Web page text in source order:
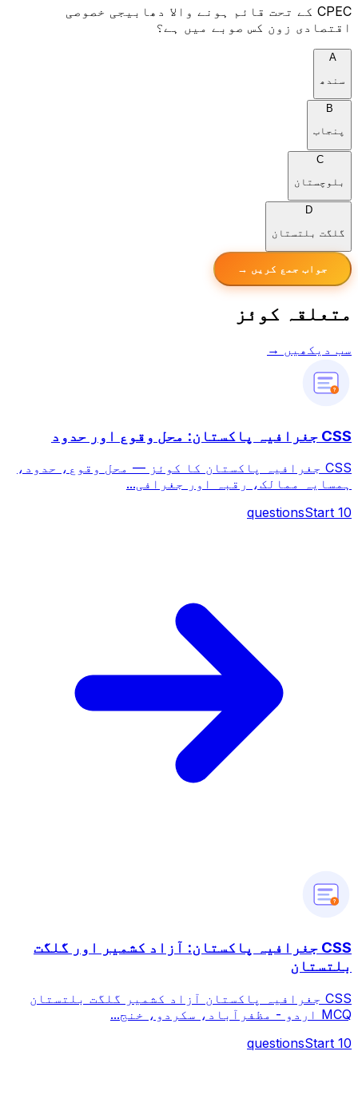
CPEC کے تحت قائم ہونے والا دھابیجی خصوصی
اقتصادی زون کس صوبے میں ہے؟
A
سندھ
B
پنجاب
C
بلوچستان
D
گلگت بلتستان
جواب جمع کریں →
متعلقہ کوئز
سب دیکھیں →
?
CSS جغرافیہ پاکستان: محل وقوع اور حدود
CSS جغرافیہ پاکستان کا کوئز — محل وقوع، حدود،
ہمسایہ ممالک، رقبہ اور جغرافی...
10
questionsStart
?
CSS جغرافیہ پاکستان: آزاد کشمیر اور گلگت
بلتستان
CSS جغرافیہ پاکستان آزاد کشمیر گلگت بلتستان
MCQ اردو - مظفرآباد، سکردو، خنج...
10
questionsStart